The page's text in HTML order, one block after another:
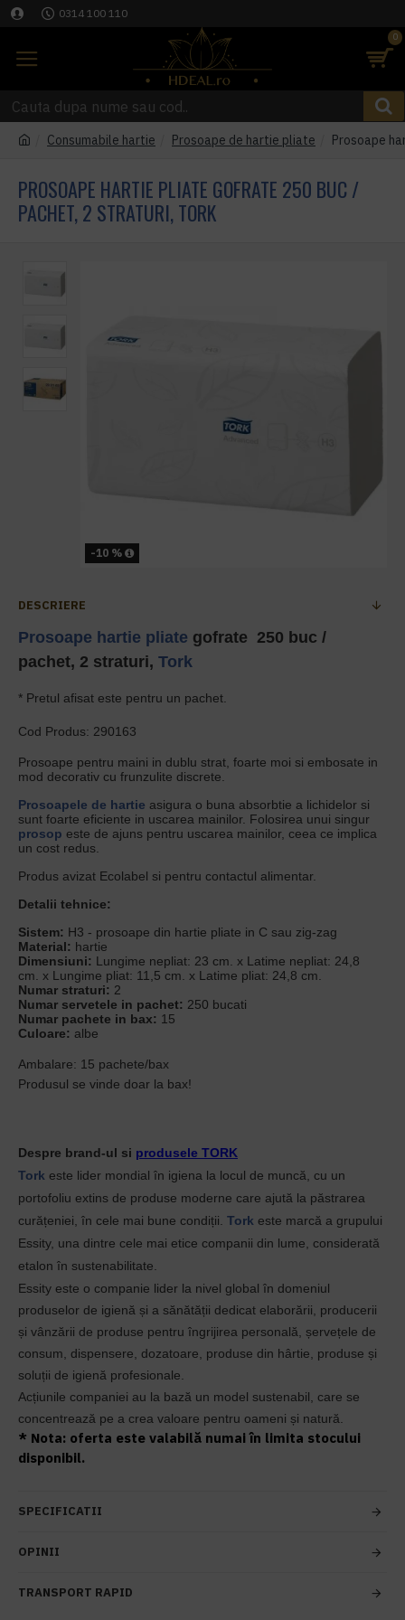
0314 100 110
0
Consumabile hartie Prosoape de hartie pliate Prosoape
PROSOAPE HARTIE PLIATE GOFRATE 250 BUC /
PACHET, 2 STRATURI, TORK
-10 %
DESCRIERE
Prosoape hartie pliate gofrate 250 buc /
pachet, 2 straturi, Tork
* Pretul afisat este pentru un pachet.
Cod Produs: 290163
Prosoape pentru maini in dublu strat, foarte moi si embosate in
mod decorativ cu frunzulite discrete.
Prosoapele de hartie asigura o buna absorbtie a lichidelor si
sunt foarte eficiente in uscarea mainilor. Folosirea unui singur
prosop este de ajuns pentru uscarea mainilor, ceea ce implica
un cost redus.
Produs avizat Ecolabel si pentru contactul alimentar.
Detalii tehnice:
Sistem: H3 - prosoape din hartie pliate in C sau zig-zag
Material: hartie
Dimensiuni: Lungime nepliat: 23 cm. x Latime nepliat: 24,8
cm. x Lungime pliat: 11,5 cm. x Latime pliat: 24,8 cm.
Numar straturi: 2
Numar servetele in pachet: 250 bucati
Numar pachete in bax: 15
Culoare: albe
Ambalare: 15 pachete/bax
Produsul se vinde doar la bax!
Despre brand-ul si produsele TORK
Tork este lider mondial în igiena la locul de muncă, cu un
portofoliu extins de produse moderne care ajută la păstrarea
curățeniei, în cele mai bune condiții. Tork este marcă a grupului
Essity, una dintre cele mai etice companii din lume, considerată
etalon în sustenabilitate.
Essity este o companie lider la nivel global în domeniul
produselor de igienă și a sănătății dedicat elaborării, producerii
și vânzării de produse pentru îngrijirea personală, șervețele de
consum, dispensere, dozatoare, produse din hârtie, produse și
soluții de igienă profesionale.
Acțiunile companiei au la bază un model sustenabil, care se
concentrează pe a crea valoare pentru oameni și natură.
* Nota: oferta este valabilă numai în limita stocului
disponibil.
SPECIFICATII
OPINII
TRANSPORT RAPID